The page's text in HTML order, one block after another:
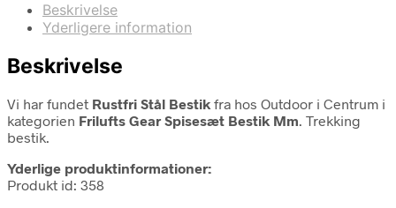
Beskrivelse
Yderligere information
Beskrivelse
Vi har fundet Rustfri Stål Bestik fra hos Outdoor i Centrum i
kategorien Frilufts Gear Spisesæt Bestik Mm. Trekking
bestik.
Yderlige produktinformationer:
Produkt id: 358